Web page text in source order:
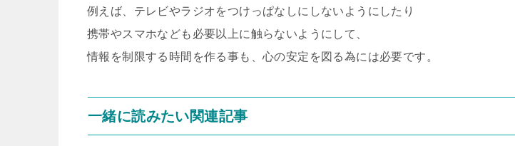
例えば、テレビやラジオをつけっぱなしにしないようにしたり
携帯やスマホなども必要以上に触らないようにして、
情報を制限する時間を作る事も、心の安定を図る為には必要です。
一緒に読みたい関連記事